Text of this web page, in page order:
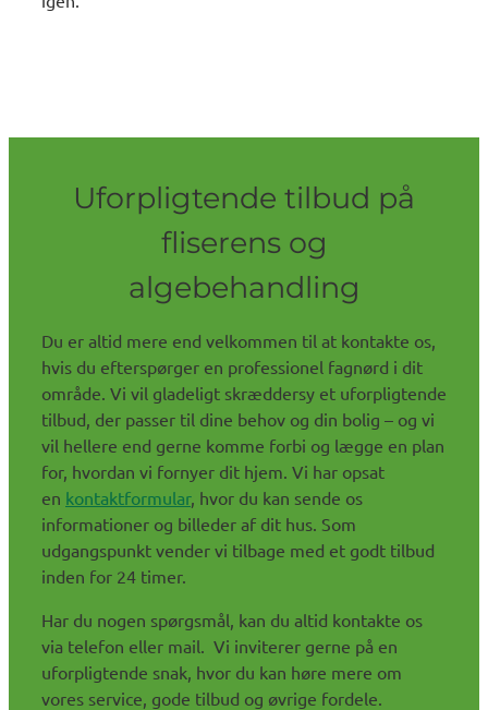
Uforpligtende tilbud på
fliserens og
algebehandling
Du er altid mere end velkommen til at kontakte os,
hvis du efterspørger en professionel fagnørd i dit
område. Vi vil gladeligt skræddersy et uforpligtende
tilbud, der passer til dine behov og din bolig – og vi
vil hellere end gerne komme forbi og lægge en plan
for, hvordan vi fornyer dit hjem. Vi har opsat
en kontaktformular, hvor du kan sende os
informationer og billeder af dit hus. Som
udgangspunkt vender vi tilbage med et godt tilbud
inden for 24 timer.
Har du nogen spørgsmål, kan du altid kontakte os
via telefon eller mail. Vi inviterer gerne på en
uforpligtende snak, hvor du kan høre mere om
vores service, gode tilbud og øvrige fordele.